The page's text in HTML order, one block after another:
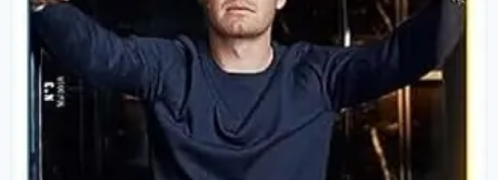
FINLANDE